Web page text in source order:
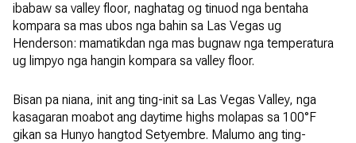
ibabaw sa valley floor, naghatag og tinuod nga bentaha
kompara sa mas ubos nga bahin sa Las Vegas ug
Henderson: mamatikdan nga mas bugnaw nga temperatura
ug limpyo nga hangin kompara sa valley floor.
Bisan pa niana, init ang ting-init sa Las Vegas Valley, nga
kasagaran moabot ang daytime highs molapas sa 100°F
gikan sa Hunyo hangtod Setyembre. Malumo ang ting-